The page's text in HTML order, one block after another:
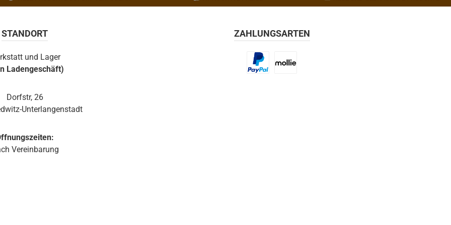
STANDORT
und Lager
Ladengeschäft)
Dorfstr, 26
Unterlangenstadt
Vereinbarung
ZAHLUNGSARTEN